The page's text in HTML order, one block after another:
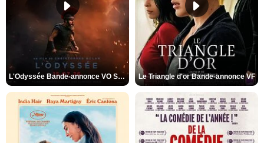
L'Odyssée Bande-annonce VO STFR Le Triangle d'or Bande-annonce VF